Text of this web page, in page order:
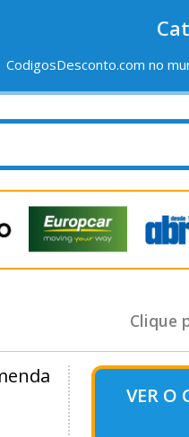
CodigosDesconto.com no
Clique
VER O